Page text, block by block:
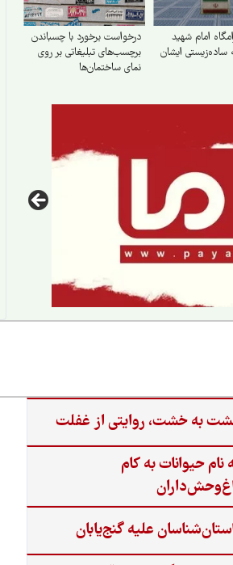
امام شهید
ساده‌زیستی ایشان
درخواست برخورد با چسباندن
برچسب‌های تبلیغاتی بر روی
نمای ساختمان‌ها
به خشت، روایتی از غفلت
نام حیوانات به کام
علیه گنج‌یابان